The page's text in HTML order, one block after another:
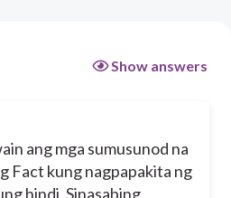
Show answers
ang mga sumusunod na
Fact kung nagpapakita ng
hindi. Sinasabing